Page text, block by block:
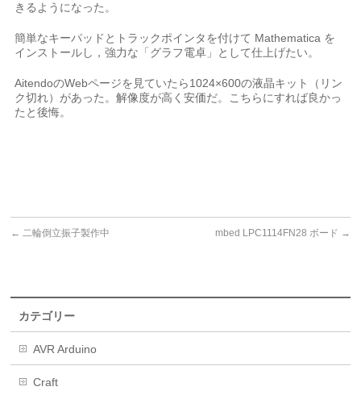
きるようになった。
簡単なキーパッドとトラックポインタを付けて Mathematica を
インストールし，強力な「グラフ電卓」として仕上げたい。
AitendoのWebページを見ていたら1024×600の液晶キット（リン
ク切れ）があった。解像度が高く安価だ。こちらにすれば良かっ
たと後悔。
← 二輪倒立振子製作中 mbed LPC1114FN28 ボード →
カテゴリー
AVR Arduino
Craft